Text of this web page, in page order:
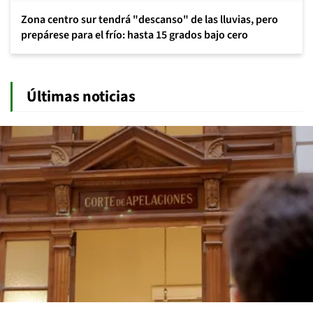
Zona centro sur tendrá "descanso" de las lluvias, pero
prepárese para el frío: hasta 15 grados bajo cero
Últimas noticias